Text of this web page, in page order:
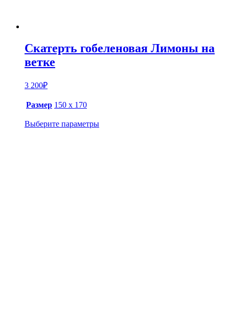
Скатерть гобеленовая Лимоны на
ветке
3 200₽
Размер 150 х 170
Выберите параметры